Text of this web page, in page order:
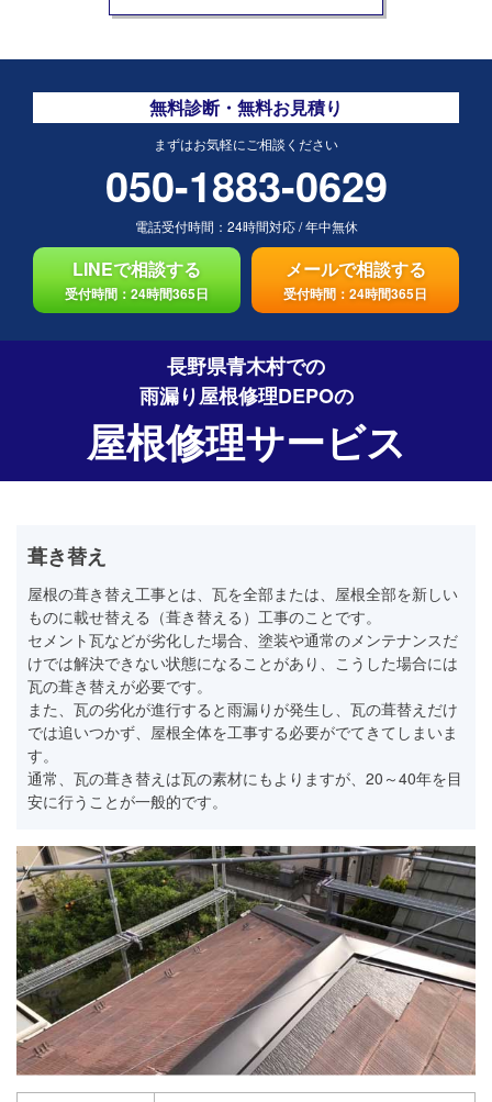
無料診断・無料お見積り
まずはお気軽にご相談ください
050-1883-0629
電話受付時間： 24時間対応/年中無休
LINEで相談する
受付時間：24時間365日
メールで相談する
受付時間：24時間365日
長野県青木村での
雨漏り屋根修理DEPOの
屋根修理サービス
葺き替え
屋根の葺き替え工事とは、瓦を全部または、屋根全部を新しい
ものに載せ替える（葺き替える）工事のことです。
セメント瓦などが劣化した場合、塗装や通常のメンテナンスだ
けでは解決できない状態になることがあり、こうした場合には
瓦の葺き替えが必要です。
また、瓦の劣化が進行すると雨漏りが発生し、瓦の葺替えだけ
では追いつかず、屋根全体を工事する必要がでてきてしまいま
す。
通常、瓦の葺き替えは瓦の素材にもよりますが、20～40年を目
安に行うことが一般的です。